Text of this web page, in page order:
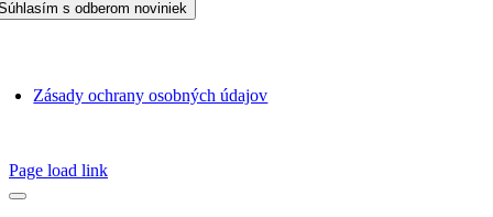
Zásady ochrany osobných údajov
Page load link